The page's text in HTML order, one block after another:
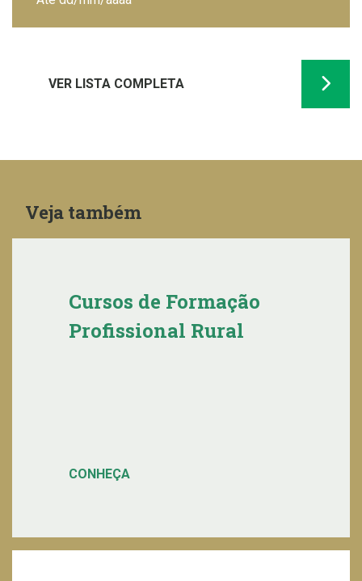
VER LISTA COMPLETA
Veja também
Cursos de Formação
Profissional Rural
CONHEÇA